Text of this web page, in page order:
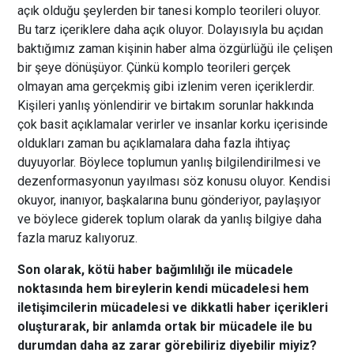
açık olduğu şeylerden bir tanesi komplo teorileri oluyor.
Bu tarz içeriklere daha açık oluyor. Dolayısıyla bu açıdan
baktığımız zaman kişinin haber alma özgürlüğü ile çelişen
bir şeye dönüşüyor. Çünkü komplo teorileri gerçek
olmayan ama gerçekmiş gibi izlenim veren içeriklerdir.
Kişileri yanlış yönlendirir ve birtakım sorunlar hakkında
çok basit açıklamalar verirler ve insanlar korku içerisinde
oldukları zaman bu açıklamalara daha fazla ihtiyaç
duyuyorlar. Böylece toplumun yanlış bilgilendirilmesi ve
dezenformasyonun yayılması söz konusu oluyor. Kendisi
okuyor, inanıyor, başkalarına bunu gönderiyor, paylaşıyor
ve böylece giderek toplum olarak da yanlış bilgiye daha
fazla maruz kalıyoruz.
Son olarak, kötü haber bağımlılığı ile mücadele
noktasında hem bireylerin kendi mücadelesi hem
iletişimcilerin mücadelesi ve dikkatli haber içerikleri
oluşturarak, bir anlamda ortak bir mücadele ile bu
durumdan daha az zarar görebiliriz diyebilir miyiz?